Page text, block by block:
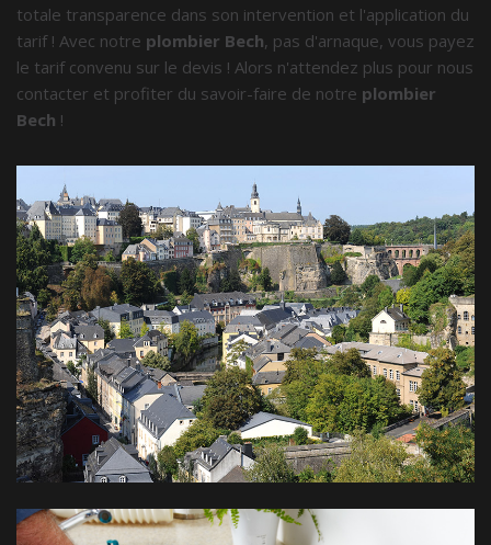
totale transparence dans son intervention et l'application du
tarif ! Avec notre plombier Bech, pas d'arnaque, vous payez
le tarif convenu sur le devis ! Alors n'attendez plus pour nous
contacter et profiter du savoir-faire de notre plombier
Bech !